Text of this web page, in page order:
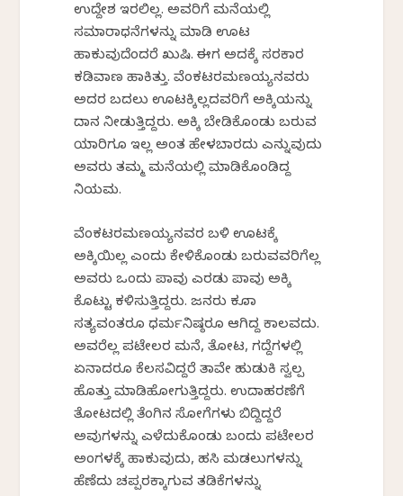
ಉದ್ದೇಶ ಇರಲಿಲ್ಲ. ಅವರಿಗೆ ಮನೆಯಲ್ಲಿ
ಸಮಾರಾಧನೆಗಳನ್ನು ಮಾಡಿ ಊಟ
ಹಾಕುವುದೆಂದರೆ ಖುಷಿ. ಈಗ ಅದಕ್ಕೆ ಸರಕಾರ
ಕಡಿವಾಣ ಹಾಕಿತ್ತು. ವೆಂಕಟರಮಣಯ್ಯನವರು
ಅದರ ಬದಲು ಊಟಕ್ಕಿಲ್ಲದವರಿಗೆ ಅಕ್ಕಿಯನ್ನು
ದಾನ ನೀಡುತ್ತಿದ್ದರು. ಅಕ್ಕಿ ಬೇಡಿಕೊಂಡು ಬರುವ
ಯಾರಿಗೂ ಇಲ್ಲ ಅಂತ ಹೇಳಬಾರದು ಎನ್ನುವುದು
ಅವರು ತಮ್ಮ ಮನೆಯಲ್ಲಿ ಮಾಡಿಕೊಂಡಿದ್ದ
ನಿಯಮ.
ವೆಂಕಟರಮಣಯ್ಯನವರ ಬಳಿ ಊಟಕ್ಕೆ
ಅಕ್ಕಿಯಿಲ್ಲ ಎಂದು ಕೇಳಿಕೊಂಡು ಬರುವವರಿಗೆಲ್ಲ
ಅವರು ಒಂದು ಪಾವು ಎರಡು ಪಾವು ಅಕ್ಕಿ
ಕೊಟ್ಟು ಕಳಿಸುತ್ತಿದ್ದರು. ಜನರು ಕೂಡಾ
ಸತ್ಯವಂತರೂ ಧರ್ಮನಿಷ್ಠರೂ ಆಗಿದ್ದ ಕಾಲವದು.
ಅವರೆಲ್ಲ ಪಟೇಲರ ಮನೆ, ತೋಟ, ಗದ್ದೆಗಳಲ್ಲಿ
ಏನಾದರೂ ಕೆಲಸವಿದ್ದರೆ ತಾವೇ ಹುಡುಕಿ ಸ್ವಲ್ಪ
ಹೊತ್ತು ಮಾಡಿಹೋಗುತ್ತಿದ್ದರು. ಉದಾಹರಣೆಗೆ
ತೋಟದಲ್ಲಿ ತೆಂಗಿನ ಸೋಗೆಗಳು ಬಿದ್ದಿದ್ದರೆ
ಅವುಗಳನ್ನು ಎಳೆದುಕೊಂಡು ಬಂದು ಪಟೇಲರ
ಅಂಗಳಕ್ಕೆ ಹಾಕುವುದು, ಹಸಿ ಮಡಲುಗಳನ್ನು
ಹೆಣೆದು ಚಪ್ಪರಕ್ಕಾಗುವ ತಡಿಕೆಗಳನ್ನು